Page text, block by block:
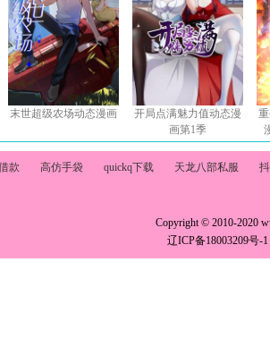
末世超级农场动态漫画
开局点满魅力值动态漫
画第1季
款 高仿手袋 quickq下载 天龙八部私服
Copyright © 2010-2020
辽ICP备18003209号-